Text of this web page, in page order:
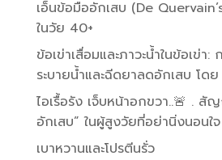
เอ็นข้อมืออักเสบ (De
ในวัย 40+
ข้อเข่าเสื่อมและภาวะน้ำในข้อเข่า
ระบายน้ำและฉีดยาลดอักเสบ
ไอเรื้อรัง เจ็บหน้าอกขวา..🚨 .
อักเสบ” ในผู้สูงวัยที่อย่านิ่งนอนใจ
เบาหวานและโปรตีนรั่ว